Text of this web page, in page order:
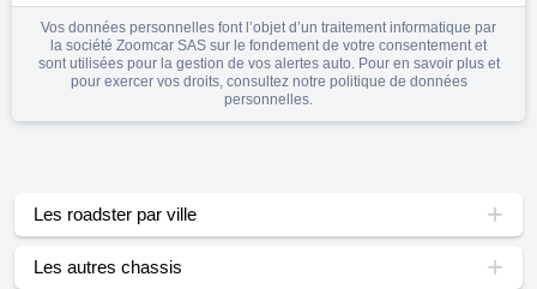
Vos données personnelles font l’objet d’un traitement informatique par
la société Zoomcar SAS sur le fondement de votre consentement et
sont utilisées pour la gestion de vos alertes auto. Pour en savoir plus et
pour exercer vos droits, consultez notre politique de données
personnelles.
Les roadster par ville
Les autres chassis